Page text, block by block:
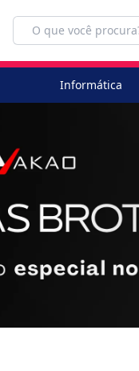
Informática